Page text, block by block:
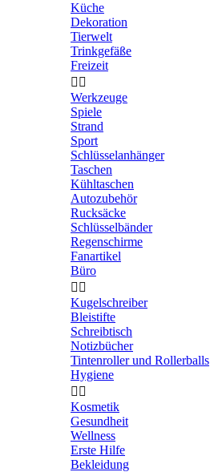
Küche
Dekoration
Tierwelt
Trinkgefäße
Freizeit
 
Werkzeuge
Spiele
Strand
Sport
Schlüsselanhänger
Taschen
Kühltaschen
Autozubehör
Rucksäcke
Schlüsselbänder
Regenschirme
Fanartikel
Büro
 
Kugelschreiber
Bleistifte
Schreibtisch
Notizbücher
Tintenroller und Rollerballs
Hygiene
 
Kosmetik
Gesundheit
Wellness
Erste Hilfe
Bekleidung